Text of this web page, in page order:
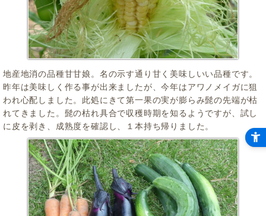
地産地消の品種甘甘娘。名の示す通り甘く美味しいい品種です。
昨年は美味しく作る事が出来ましたが、今年はアワノメイガに狙
われ心配しました。此処にきて第一果の実が膨らみ髭の先端が枯
れてきました。髭の枯れ具合で収穫時期を知るようですが、試し
に皮を剥き、成熟度を確認し、１本持ち帰りました。